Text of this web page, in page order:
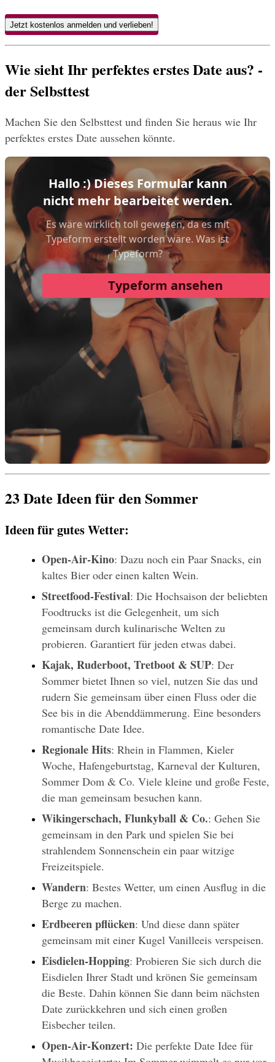
Jetzt kostenlos anmelden und verlieben!
Wie sieht Ihr perfektes erstes Date aus? -
der Selbsttest
Machen Sie den Selbsttest und finden Sie heraus wie Ihr
perfektes erstes Date aussehen könnte.
23 Date Ideen für den Sommer
Ideen für gutes Wetter:
Open-Air-Kino: Dazu noch ein Paar Snacks, ein
kaltes Bier oder einen kalten Wein.
Streetfood-Festival: Die Hochsaison der beliebten
Foodtrucks ist die Gelegenheit, um sich
gemeinsam durch kulinarische Welten zu
probieren. Garantiert für jeden etwas dabei.
Kajak, Ruderboot, Tretboot & SUP: Der
Sommer bietet Ihnen so viel, nutzen Sie das und
rudern Sie gemeinsam über einen Fluss oder die
See bis in die Abenddämmerung. Eine besonders
romantische Date Idee.
Regionale Hits: Rhein in Flammen, Kieler
Woche, Hafengeburtstag, Karneval der Kulturen,
Sommer Dom & Co. Viele kleine und große Feste,
die man gemeinsam besuchen kann.
Wikingerschach, Flunkyball & Co.: Gehen Sie
gemeinsam in den Park und spielen Sie bei
strahlendem Sonnenschein ein paar witzige
Freizeitspiele.
Wandern: Bestes Wetter, um einen Ausflug in die
Berge zu machen.
Erdbeeren pflücken: Und diese dann später
gemeinsam mit einer Kugel Vanilleeis verspeisen.
Eisdielen-Hopping: Probieren Sie sich durch die
Eisdielen Ihrer Stadt und krönen Sie gemeinsam
die Beste. Dahin können Sie dann beim nächsten
Date zurückkehren und sich einen großen
Eisbecher teilen.
Open-Air-Konzert: Die perfekte Date Idee für